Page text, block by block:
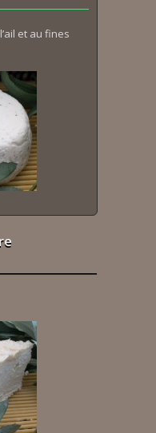
et au fines